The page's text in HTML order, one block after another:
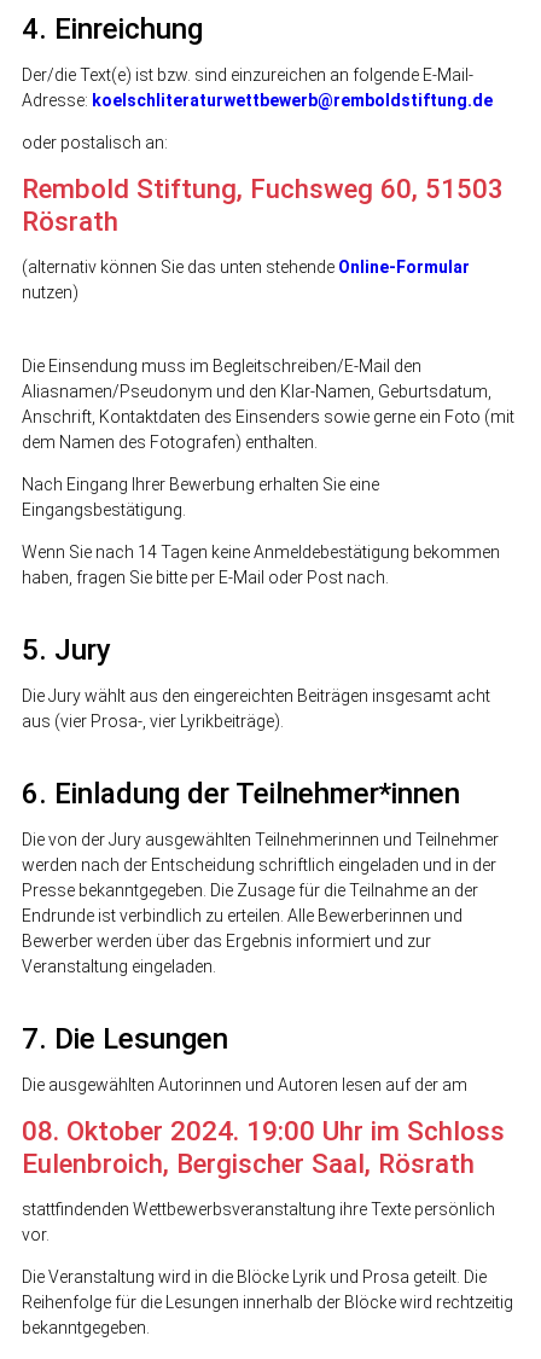
4. Einreichung
Der/die Text(e) ist bzw. sind einzureichen an folgende E-Mail-
Adresse: koelschliteraturwettbewerb@remboldstiftung.de
oder postalisch an:
Rembold Stiftung, Fuchsweg 60, 51503
Rösrath
(alternativ können Sie das unten stehende Online-Formular
nutzen)
Die Einsendung muss im Begleitschreiben/E-Mail den
Aliasnamen/Pseudonym und den Klar-Namen, Geburtsdatum,
Anschrift, Kontaktdaten des Einsenders sowie gerne ein Foto (mit
dem Namen des Fotografen) enthalten.
Nach Eingang Ihrer Bewerbung erhalten Sie eine
Eingangsbestätigung.
Wenn Sie nach 14 Tagen keine Anmeldebestätigung bekommen
haben, fragen Sie bitte per E-Mail oder Post nach.
5. Jury
Die Jury wählt aus den eingereichten Beiträgen insgesamt acht
aus (vier Prosa-, vier Lyrikbeiträge).
6. Einladung der Teilnehmer*innen
Die von der Jury ausgewählten Teilnehmerinnen und Teilnehmer
werden nach der Entscheidung schriftlich eingeladen und in der
Presse bekanntgegeben. Die Zusage für die Teilnahme an der
Endrunde ist verbindlich zu erteilen. Alle Bewerberinnen und
Bewerber werden über das Ergebnis informiert und zur
Veranstaltung eingeladen.
7. Die Lesungen
Die ausgewählten Autorinnen und Autoren lesen auf der am
08. Oktober 2024. 19:00 Uhr im Schloss
Eulenbroich, Bergischer Saal, Rösrath
stattfindenden Wettbewerbsveranstaltung ihre Texte persönlich
vor.
Die Veranstaltung wird in die Blöcke Lyrik und Prosa geteilt. Die
Reihenfolge für die Lesungen innerhalb der Blöcke wird rechtzeitig
bekanntgegeben.